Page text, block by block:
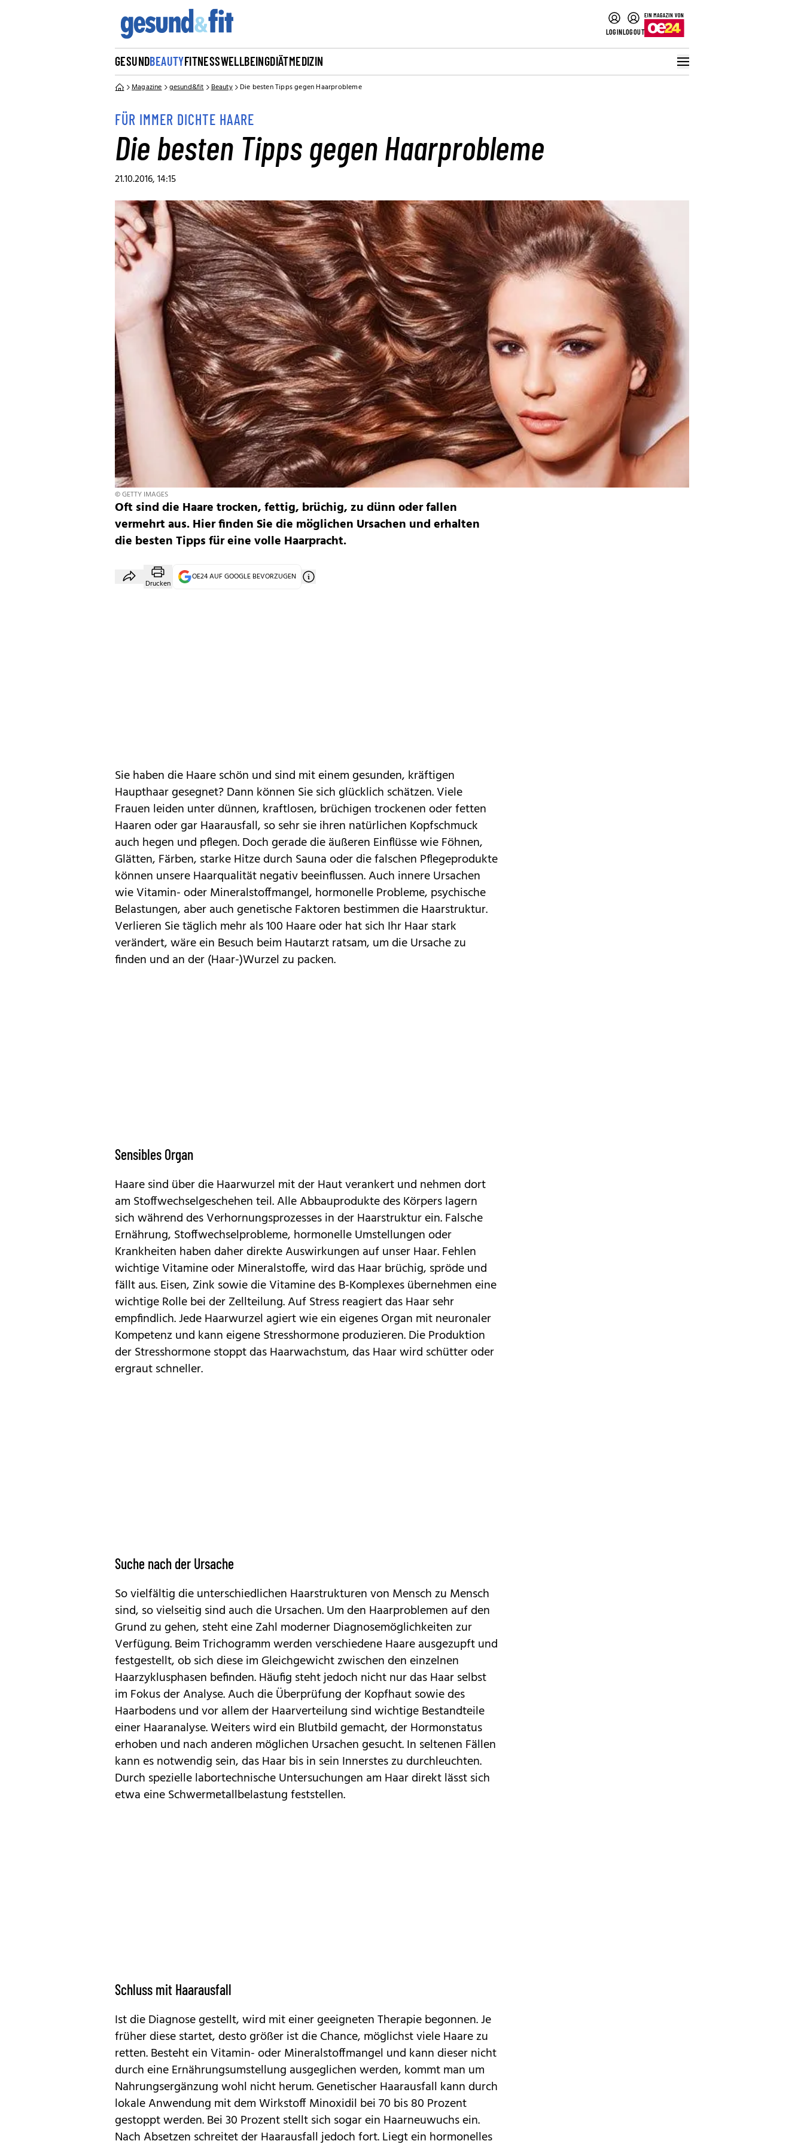
LOGINLOGOUT
GESUNDBEAUTYFITNESSWELLBEINGDIÄTMEDIZIN
Magazine gesund&fit Beauty Die besten Tipps gegen Haarprobleme
FÜR IMMER DICHTE HAARE
Die besten Tipps gegen Haarprobleme
21.10.2016, 14:15
© GETTY IMAGES
Oft sind die Haare trocken, fettig, brüchig, zu dünn oder fallen
vermehrt aus. Hier finden Sie die möglichen Ursachen und erhalten
die besten Tipps für eine volle Haarpracht.
Drucken
OE24 AUF GOOGLE BEVORZUGEN
Sie haben die Haare schön und sind mit einem gesunden, kräftigen
Haupthaar gesegnet? Dann können Sie sich glücklich schätzen. Viele
Frauen leiden unter dünnen, kraftlosen, brüchigen trockenen oder fetten
Haaren oder gar Haarausfall, so sehr sie ihren natürlichen Kopfschmuck
auch hegen und pflegen. Doch gerade die äußeren Einflüsse wie Föhnen,
Glätten, Färben, starke Hitze durch Sauna oder die falschen Pflegeprodukte
können unsere Haarqualität negativ beeinflussen. Auch innere Ursachen
wie Vitamin- oder Mineralstoffmangel, hormonelle Probleme, psychische
Belastungen, aber auch genetische Faktoren bestimmen die Haarstruktur.
Verlieren Sie täglich mehr als 100 Haare oder hat sich Ihr Haar stark
verändert, wäre ein Besuch beim Hautarzt ratsam, um die Ursache zu
finden und an der (Haar-)Wurzel zu packen.
Sensibles Organ
Haare sind über die Haarwurzel mit der Haut verankert und nehmen dort
am Stoffwechselgeschehen teil. Alle Abbauprodukte des Körpers lagern
sich während des Verhornungsprozesses in der Haarstruktur ein. Falsche
Ernährung, Stoffwechselprobleme, hormonelle Umstellungen oder
Krankheiten haben daher direkte Auswirkungen auf unser Haar. Fehlen
wichtige Vitamine oder Mineralstoffe, wird das Haar brüchig, spröde und
fällt aus. Eisen, Zink sowie die Vitamine des B-Komplexes übernehmen eine
wichtige Rolle bei der Zellteilung. Auf Stress reagiert das Haar sehr
empfindlich. Jede Haarwurzel agiert wie ein eigenes Organ mit neuronaler
Kompetenz und kann eigene Stresshormone produzieren. Die Produktion
der Stresshormone stoppt das Haarwachstum, das Haar wird schütter oder
ergraut schneller.
Suche nach der Ursache
So vielfältig die unterschiedlichen Haarstrukturen von Mensch zu Mensch
sind, so vielseitig sind auch die Ursachen. Um den Haarproblemen auf den
Grund zu gehen, steht eine Zahl moderner Diagnosemöglichkeiten zur
Verfügung. Beim ­Trichogramm werden verschiedene Haare ausgezupft und
festgestellt, ob sich diese im Gleichgewicht zwischen den einzelnen
Haarzyklusphasen befinden. Häufig steht jedoch nicht nur das Haar selbst
im Fokus der Analyse. Auch die Überprüfung der Kopfhaut sowie des
Haarbodens und vor allem der Haarverteilung sind wichtige Bestandteile
einer Haaranalyse. Weiters wird ein Blutbild gemacht, der Hormonstatus
erhoben und nach anderen möglichen Ursachen gesucht. In seltenen Fällen
kann es notwendig sein, das Haar bis in sein Innerstes zu durchleuchten.
Durch spezielle labortechnische Untersuchungen am Haar direkt lässt sich
etwa eine Schwermetallbelastung feststellen.
Schluss mit Haarausfall
Ist die Diagnose gestellt, wird mit einer geeigneten Therapie begonnen. Je
früher diese startet, desto größer ist die Chance, möglichst viele Haare zu
retten. Besteht ein Vitamin- oder Mineralstoffmangel und kann dieser nicht
durch eine Ernährungsumstellung ausgeglichen werden, kommt man um
Nahrungsergänzung wohl nicht herum. Genetischer Haarausfall kann durch
lokale Anwendung mit dem Wirkstoff Minoxidil bei 70 bis 80 Prozent
gestoppt werden. Bei 30 Prozent stellt sich sogar ein Haarneuwuchs ein.
Nach Absetzen schreitet der Haarausfall jedoch fort. Liegt ein hormonelles